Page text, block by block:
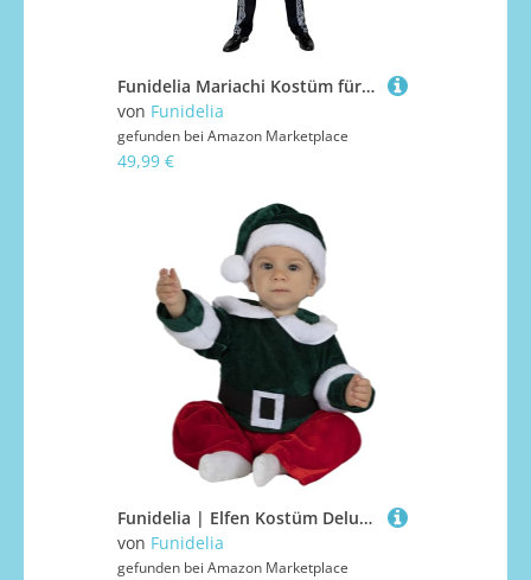
Funidelia Mariachi Kostüm für Herren mit Hut, Dia de los Muertos Catrina Outfit für Erwachsene, Halloween- und Karnevalskostüme – Größe L
von Funidelia
gefunden bei Amazon Marketplace
49,99 €
Funidelia | Elfen Kostüm Deluxes für Baby Weihnachtself, Weihnachten, Wichtel - Kostüm für Baby & Verkleidung für Partys, Karneval & Halloween - Größe 0-6 Monate - Grün
von Funidelia
gefunden bei Amazon Marketplace